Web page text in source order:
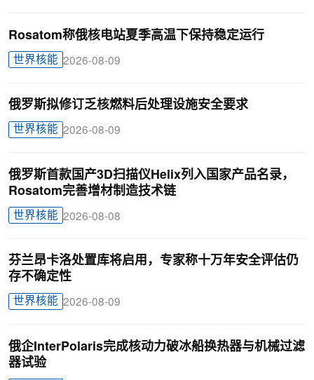
Rosatom称俄核电站夏季高温下保持稳定运行
世界核能 2026-08-09
俄罗斯拟修订乏核燃料后处理设施安全要求
世界核能 2026-08-09
俄罗斯首款国产3D扫描仪Helix列入国家产品名录，
Rosatom完善增材制造技术链
世界核能 2026-08-08
芬兰昂卡洛处置库将启用，专家称十万年安全评估仍
存不确定性
世界核能 2026-08-09
俄企InterPolaris完成核动力破冰船换热器与机械过滤
器试验